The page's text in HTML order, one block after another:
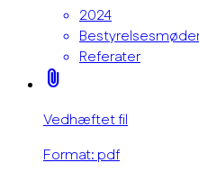
2024
Referater
attach_file
Vedhæftet fil
Format: pdf